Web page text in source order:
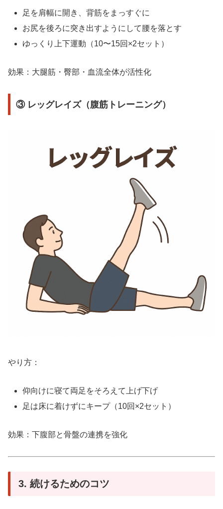
足を肩幅に開き、背筋をまっすぐに
お尻を後ろに突き出すようにして腰を落とす
ゆっくり上下運動（10〜15回×2セット）
効果：大腿筋・臀部・血流全体が活性化
③ レッグレイズ（腹筋トレーニング）
やり方：
仰向けに寝て両足をそろえて上げ下げ
足は床に着けずにキープ（10回×2セット）
効果：下腹部と骨盤の連携を強化
3. 続けるためのコツ